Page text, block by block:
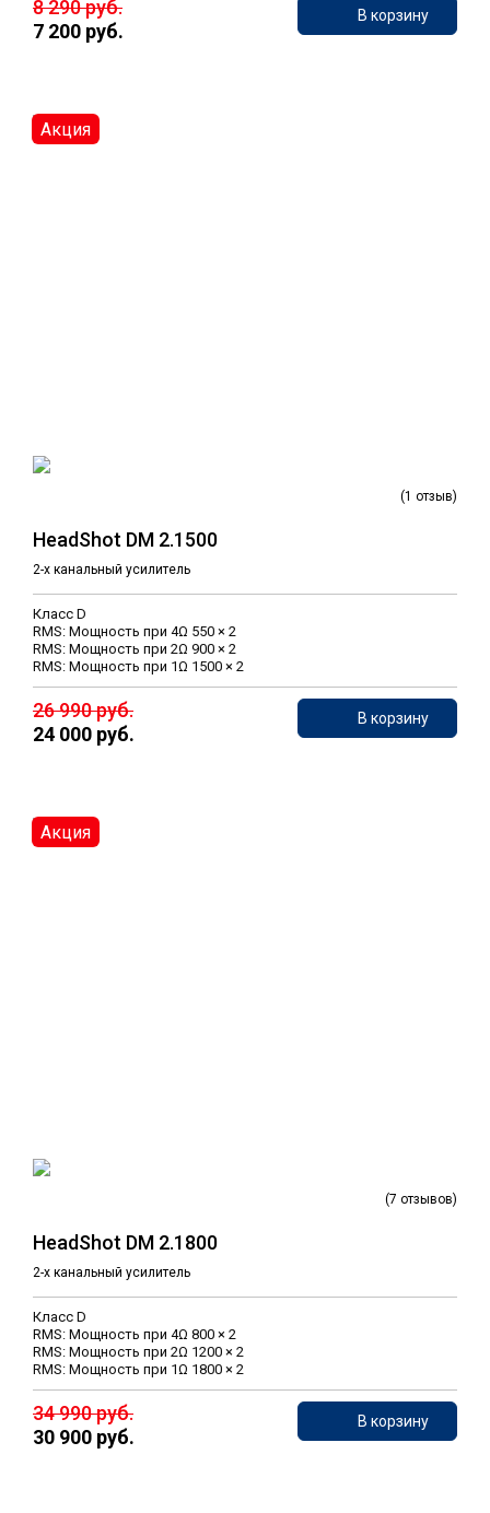
8 290 руб.
7 200 руб.
В корзину
(1 отзыв)
HeadShot DM 2.1500
2-х канальный усилитель
Класс D
RMS: Мощность при 4Ω 550 × 2
RMS: Мощность при 2Ω 900 × 2
RMS: Мощность при 1Ω 1500 × 2
26 990 руб.
24 000 руб.
В корзину
Акция
(7 отзывов)
HeadShot DM 2.1800
2-х канальный усилитель
Класс D
RMS: Мощность при 4Ω 800 × 2
RMS: Мощность при 2Ω 1200 × 2
RMS: Мощность при 1Ω 1800 × 2
34 990 руб.
30 900 руб.
В корзину
Акция